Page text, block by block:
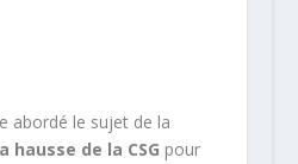
abordé le sujet de la
hausse de la CSG pour